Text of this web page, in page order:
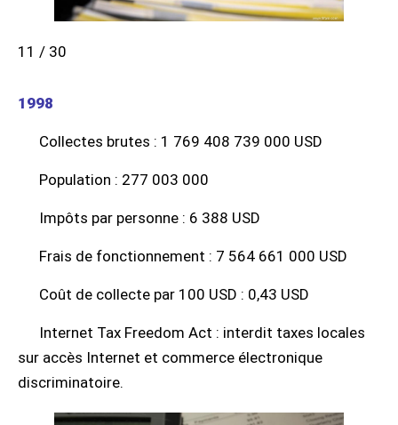
11 / 30
1998
Collectes brutes : 1 769 408 739 000 USD
Population : 277 003 000
Impôts par personne : 6 388 USD
Frais de fonctionnement : 7 564 661 000 USD
Coût de collecte par 100 USD : 0,43 USD
Internet Tax Freedom Act : interdit taxes locales
sur accès Internet et commerce électronique
discriminatoire.